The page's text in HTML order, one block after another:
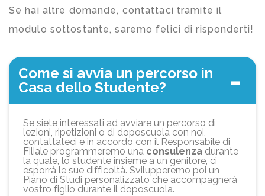
Se hai altre domande, contattaci tramite il
modulo sottostante, saremo felici di risponderti!
Come si avvia un percorso in
Casa dello Studente?
Se siete interessati ad avviare un percorso di
lezioni, ripetizioni o di doposcuola con noi,
contattateci e in accordo con il Responsabile di
Filiale programmeremo una consulenza durante
la quale, lo studente insieme a un genitore, ci
esporrà le sue difficoltà. Svilupperemo poi un
Piano di Studi personalizzato che accompagnerà
vostro figlio durante il doposcuola.